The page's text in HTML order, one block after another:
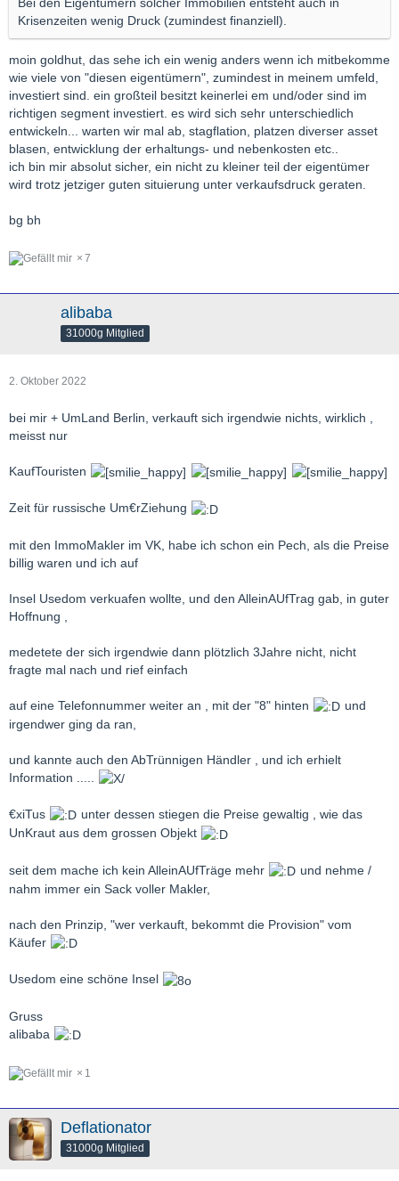
Krisenzeiten wenig Druck (zumindest finanziell).
moin goldhut, das sehe ich ein wenig anders wenn ich mitbekomme
wie viele von "diesen eigentümern", zumindest in meinem umfeld,
investiert sind. ein großteil besitzt keinerlei em und/oder sind im
richtigen segment investiert. es wird sich sehr unterschiedlich
entwickeln... warten wir mal ab, stagflation, platzen diverser asset
blasen, entwicklung der erhaltungs- und nebenkosten etc..
ich bin mir absolut sicher, ein nicht zu kleiner teil der eigentümer
wird trotz jetziger guten situierung unter verkaufsdruck geraten.
bg bh
7
alibaba
31000g Mitglied
2. Oktober 2022
bei mir + UmLand Berlin, verkauft sich irgendwie nichts, wirklich ,
meisst nur
KaufTouristen
Zeit für russische Um€rZiehung
mit den ImmoMakler im VK, habe ich schon ein Pech, als die Preise
billig waren und ich auf
Insel Usedom verkuafen wollte, und den AlleinAUfTrag gab, in guter
Hoffnung ,
medetete der sich irgendwie dann plötzlich 3Jahre nicht, nicht
fragte mal nach und rief einfach
auf eine Telefonnummer weiter an , mit der "8" hinten
und
irgendwer ging da ran,
und kannte auch den AbTrünnigen Händler , und ich erhielt
Information .....
€xiTus
unter dessen stiegen die Preise gewaltig , wie das
UnKraut aus dem grossen Objekt
seit dem mache ich kein AlleinAUfTräge mehr
und nehme /
nahm immer ein Sack voller Makler,
nach den Prinzip, "wer verkauft, bekommt die Provision" vom
Käufer
Usedom eine schöne Insel
Gruss
alibaba
1
Deflationator
31000g Mitglied